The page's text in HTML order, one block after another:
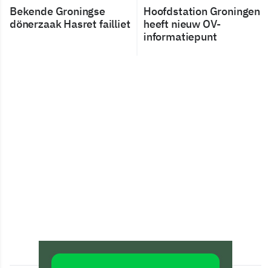
Bekende Groningse
dönerzaak Hasret failliet
Hoofdstation Groningen
heeft nieuw OV-
informatiepunt